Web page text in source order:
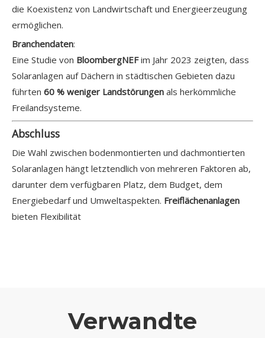
die Koexistenz von Landwirtschaft und Energieerzeugung
ermöglichen.
Branchendaten:
Eine Studie von BloombergNEFim Jahr 2023 zeigten, dass
Solaranlagen auf Dächern in städtischen Gebieten dazu
führten 60 % weniger Landstörungen als herkömmliche
Freilandsysteme.
Abschluss
Die Wahl zwischen bodenmontierten und dachmontierten
Solaranlagen hängt letztendlich von mehreren Faktoren ab,
darunter dem verfügbaren Platz, dem Budget, dem
Energiebedarf und Umweltaspekten. Freiflächenanlagen
bieten Flexibilität
Verwandte